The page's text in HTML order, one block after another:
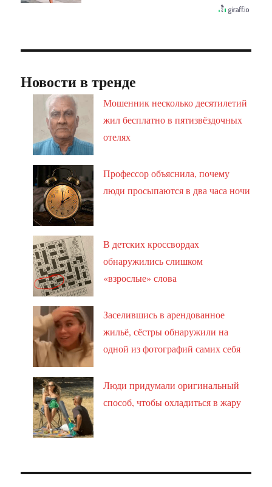
Новости в тренде
Мошенник несколько десятилетий
жил бесплатно в пятизвёздочных
отелях
Профессор объяснила, почему
люди просыпаются в два часа ночи
В детских кроссвордах
обнаружились слишком
«взрослые» слова
Заселившись в арендованное
жильё, сёстры обнаружили на
одной из фотографий самих себя
Люди придумали оригинальный
способ, чтобы охладиться в жару